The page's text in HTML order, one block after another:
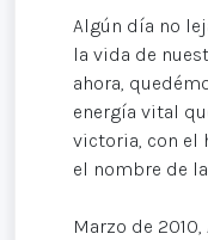
Algún día no
la vida de
ahora,
energía vital
victoria, con el
el nombre de
Marzo de